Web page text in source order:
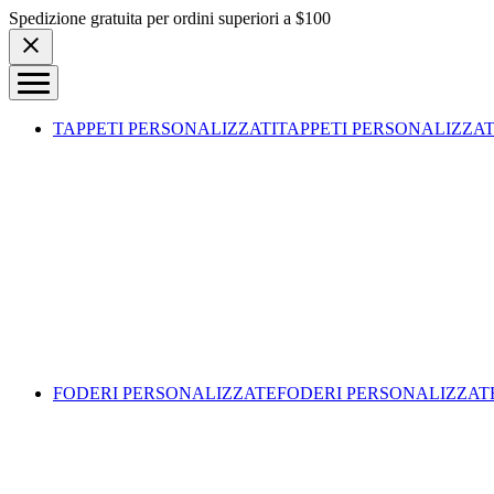
Skip to content
Spedizione gratuita per ordini superiori a $100
TAPPETI PERSONALIZZATITAPPETI
FODERI PERSONALIZZATEFODERI